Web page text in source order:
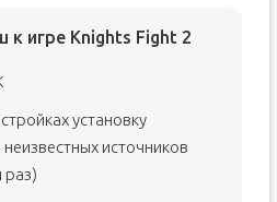
к игре Knights Fight 2
установку
источников
раз)